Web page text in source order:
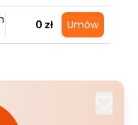
0 zł Umów